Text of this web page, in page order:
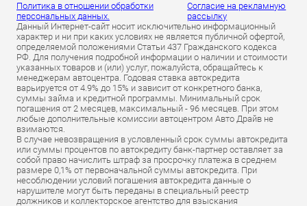
Политика в отношении обработки
персональных данных.
Согласие на рекламную
рассылку
Данный Интернет-сайт носит исключительно информационный
характер и ни при каких условиях не является публичной офертой,
определяемой положениями Статьи 437 Гражданского кодекса
РФ. Для получения подробной информации о наличии и стоимости
указанных товаров и (или) услуг, пожалуйста, обращайтесь к
менеджерам автоцентра. Годовая ставка автокредита
варьируется от 4.9% до 15% и зависит от конкретного банка,
суммы займа и кредитной программы. Минимальный срок
погашения от 2 месяцев, максимальный - 96 месяцев. При этом
любые дополнительные комиссии автоцентром Авто Драйв не
взимаются.
В случае невозвращения в условленный срок суммы автокредита
или суммы процентов по автокредиту банк-партнер оставляет за
собой право начислить штраф за просрочку платежа в среднем
размере 0,1% от первоначальной суммы автокредита. При
несоблюдении условий погашения автокредита данные о
нарушителе могут быть переданы в специальный реестр
должников и коллекторское агентство для взыскания